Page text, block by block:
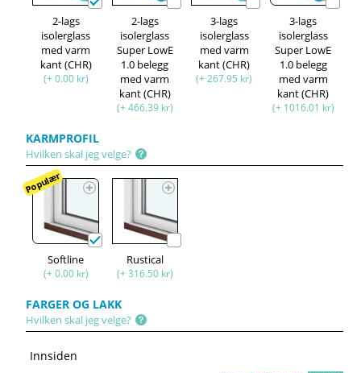
2-lags
isolerglass
med varm
kant (CHR)
(+ 0.00 kr)
2-lags
isolerglass
Super LowE
1.0 belegg
med varm
kant (CHR)
(+ 466.39 kr)
3-lags
isolerglass
med varm
kant (CHR)
(+ 267.95 kr)
3-lags
isolerglass
Super LowE
1.0 belegg
med varm
kant (CHR)
(+ 1016.01 kr)
KARMPROFIL
Hvilken skal jeg velge?
Populær
Softline
(+ 0.00 kr)
Rustical
(+ 316.50 kr)
FARGER OG LAKK
Hvilken skal jeg velge?
Innsiden